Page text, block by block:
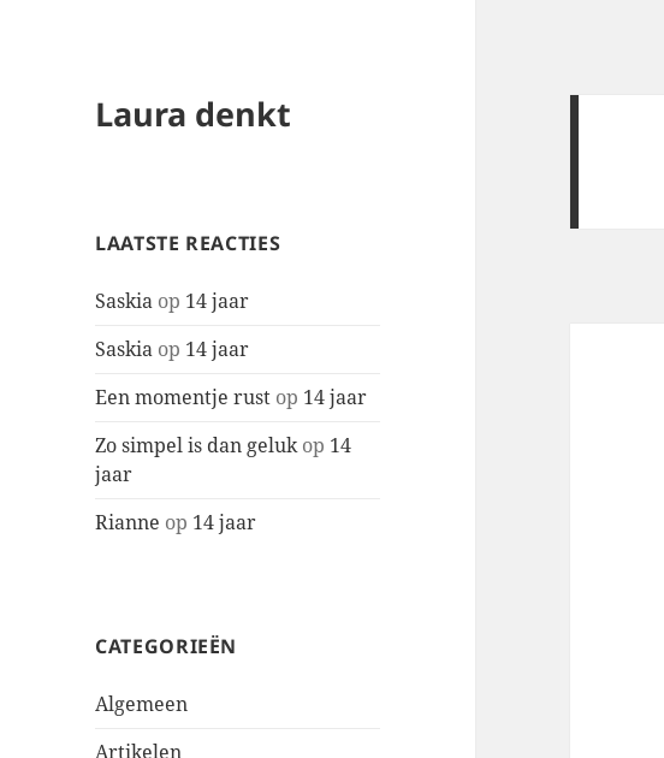
Laura denkt
LAATSTE REACTIES
Saskia op 14 jaar
Saskia op 14 jaar
Een momentje rust op 14 jaar
Zo simpel is dan gelukop 14
jaar
Rianne op 14 jaar
CATEGORIEËN
Algemeen
Artikelen